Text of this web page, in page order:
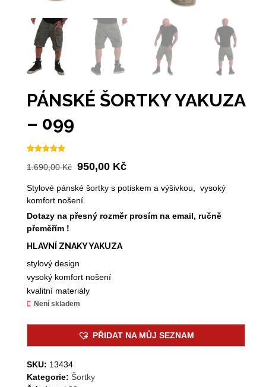
PÁNSKÉ ŠORTKY YAKUZA
– 099
5.00z 5 na
zákazníka
1.690,00Kč Původní
byla:
1.690,00 Kč.
950,00 Kč
je:
Stylové pánské šortky s potiskem a výšivkou, vysoký
komfort nošení.
Dotazy na přesný rozměr prosím na email, ručně
přeměřím !
HLAVNÍ ZNAKY YAKUZA
stylový design
vysoký komfort nošení
kvalitní materiály
Není skladem
PŘIDAT NA MŮJ SEZNAM
SKU: 13434
Kategorie: Šortky